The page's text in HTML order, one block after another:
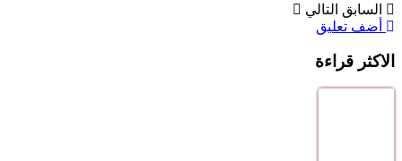
السابق التالي
أضف تعليق
الاكثر قراءة